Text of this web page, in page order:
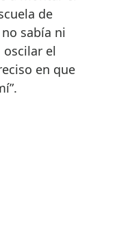
de
sabía ni
el
en que